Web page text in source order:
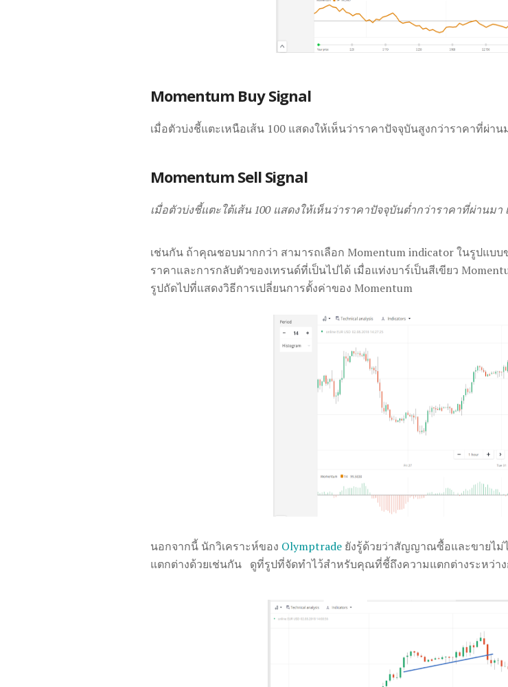
Momentum Buy Signal
เมื่อตัวบ่งชี้แตะเหนือเส้น 100 แสดงให้เห็นว่าราคาปัจจุบันสูงกว่าราคาที่ผ่า
Momentum Sell Signal
เมื่อตัวบ่งชี้แตะใต้เส้น 100 แสดงให้เห็นว่าราคาปัจจุบันต่ำกว่าราคาที่ผ่านมา
เช่นกัน ถ้าคุณชอบมากกว่า สามารถเลือก Momentum indicator ในรูปแบ
ราคาและการกลับตัวของเทรนด์ที่เป็นไปได้ เมื่อแท่งบาร์เป็นสีเขียว
รูปถัดไปที่แสดงวิธีการเปลี่ยนการตั้งค่าของ Momentum
นอกจากนี้ นักวิเคราะห์ของ Olymptrade ยังรู้ด้วยว่าสัญญาณซื้อและขายไม่
แตกต่างด้วยเช่นกัน ดูที่รูปที่จัดทำไว้สำหรับคุณที่ชี้ถึงความแตกต่างระหว่า